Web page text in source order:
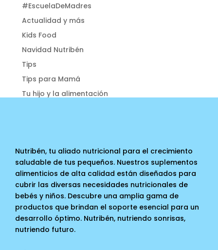
#EscuelaDeMadres
Actualidad y más
Kids Food
Navidad Nutribén
Tips
Tips para Mamá
Tu hijo y la alimentación
Nutribén, tu aliado nutricional para el crecimiento
saludable de tus pequeños. Nuestros suplementos
alimenticios de alta calidad están diseñados para
cubrir las diversas necesidades nutricionales de
bebés y niños. Descubre una amplia gama de
productos que brindan el soporte esencial para un
desarrollo óptimo. Nutribén, nutriendo sonrisas,
nutriendo futuro.